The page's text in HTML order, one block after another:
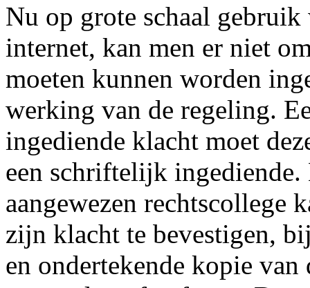
Nu op grote schaal
internet, kan men er niet
moeten kunnen worden
werking van de regeling.
ingediende klacht moet
een schriftelijk ingediende.
aangewezen rechtscollege
zijn klacht te bevestigen,
en ondertekende kopie